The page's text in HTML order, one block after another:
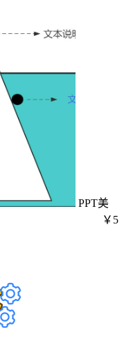
PPT美
￥5